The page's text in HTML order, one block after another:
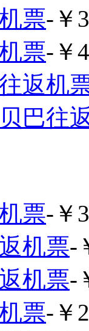
票-￥
票-￥
返机
巴往
票-￥
机票-
机票-
票-￥